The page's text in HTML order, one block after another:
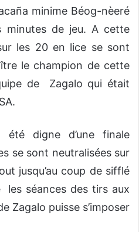
minime Béog-nèeré
minutes de jeu. A cette
les 20 en lice se sont
le champion de cette
de Zagalo qui était
digne d’une finale
se sont neutralisées sur
jusqu’au coup de sifflé
séances des tirs aux
Zagalo puisse s’imposer